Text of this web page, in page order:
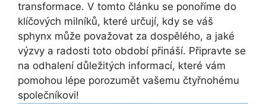
transformace. V tomto článku se ponoříme do
klíčových milníků, které určují, kdy se váš
sphynx může považovat za dospělého, a jaké
výzvy a radosti toto období přináší. Připravte se
na odhalení důležitých informací, které vám
pomohou lépe porozumět vašemu čtyřnohému
společníkovi!